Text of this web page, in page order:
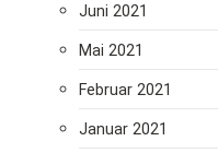
B
e
Juni 2021
Mai 2021
Februar 2021
Januar 2021